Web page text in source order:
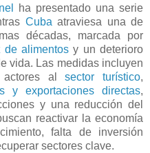
ha presentado una serie
Cuba atraviesa una de
décadas, marcada por
de alimentos y un deterioro
vida. Las medidas incluyen
actores alsector turístico,
y exportaciones directas,
y una reducción del
reactivar la economía
falta de inversión
sectores clave.